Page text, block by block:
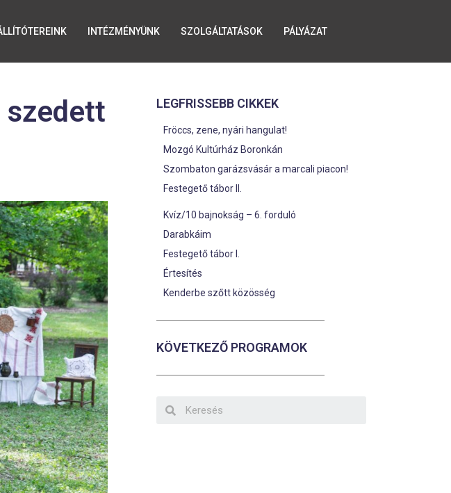
INTÉZMÉNYÜNK SZOLGÁLTATÁSOK PÁLYÁZAT
szedett
LEGFRISSEBB CIKKEK
Fröccs, zene, nyári hangulat!
Mozgó Kultúrház Boronkán
Szombaton garázsvásár a marcali piacon!
Festegető tábor II.
Kvíz/10 bajnokság – 6. forduló
Darabkáim
Festegető tábor I.
Értesítés
Kenderbe szőtt közösség
KÖVETKEZŐ PROGRAMOK